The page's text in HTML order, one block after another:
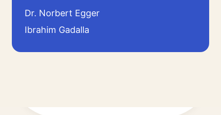
Dr. Norbert Egger
Ibrahim Gadalla